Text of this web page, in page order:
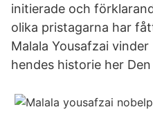
initierade och
olika pristagarna har
Malala Yousafzai
hendes historie her Den